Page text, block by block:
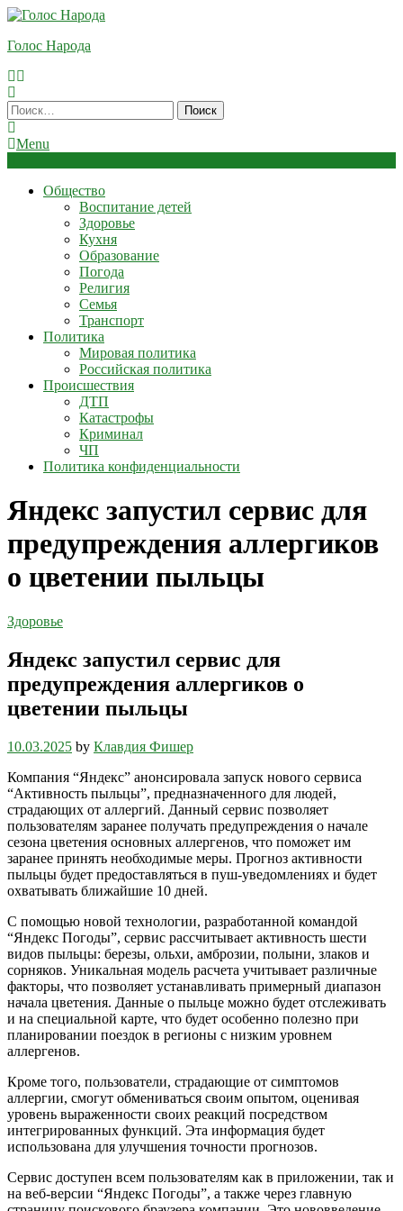
Skip
Content
Голос Народа
Найти:
Menu
Общество
Воспитание детей
Здоровье
Кухня
Образование
Погода
Религия
Семья
Транспорт
Политика
Мировая политика
Российская политика
Происшествия
ДТП
Катастрофы
Криминал
ЧП
Политика конфиденциальности
Яндекс запустил сервис для
предупреждения аллергиков
о цветении пыльцы
Здоровье
Яндекс запустил сервис для
предупреждения аллергиков о
цветении пыльцы
10.03.2025 by Клавдия Фишер
Компания “Яндекс” анонсировала запуск нового сервиса
“Активность пыльцы”, предназначенного для людей,
страдающих от аллергий. Данный сервис позволяет
пользователям заранее получать предупреждения о начале
сезона цветения основных аллергенов, что поможет им
заранее принять необходимые меры. Прогноз активности
пыльцы будет предоставляться в пуш-уведомлениях и будет
охватывать ближайшие 10 дней.
С помощью новой технологии, разработанной командой
“Яндекс Погоды”, сервис рассчитывает активность шести
видов пыльцы: березы, ольхи, амброзии, полыни, злаков и
сорняков. Уникальная модель расчета учитывает различные
факторы, что позволяет устанавливать примерный диапазон
начала цветения. Данные о пыльце можно будет отслеживать
и на специальной карте, что будет особенно полезно при
планировании поездок в регионы с низким уровнем
аллергенов.
Кроме того, пользователи, страдающие от симптомов
аллергии, смогут обмениваться своим опытом, оценивая
уровень выраженности своих реакций посредством
интегрированных функций. Эта информация будет
использована для улучшения точности прогнозов.
Сервис доступен всем пользователям как в приложении, так и
на веб-версии “Яндекс Погоды”, а также через главную